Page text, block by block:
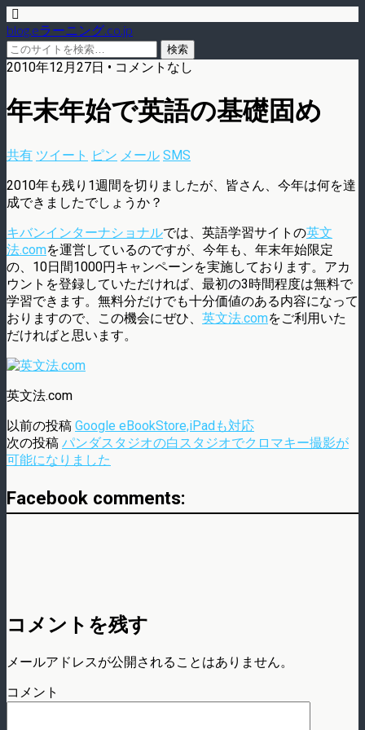
blog.eラーニング.co.jp
2010年12月27日 • コメントなし
年末年始で英語の基礎固め
共有 ツイート ピン メール SMS
2010年も残り1週間を切りましたが、皆さん、今年は何を達
成できましたでしょうか？
キバンインターナショナルでは、英語学習サイトの英文
法.comを運営しているのですが、今年も、年末年始限定
の、10日間1000円キャンペーンを実施しております。アカ
ウントを登録していただければ、最初の3時間程度は無料で
学習できます。無料分だけでも十分価値のある内容になって
おりますので、この機会にぜひ、 英文法.comをご利用いた
だければと思います。
英文法.com
以前の投稿 Google eBookStore,iPadも対応
次の投稿 パンダスタジオの白スタジオでクロマキー撮影が
可能になりました
Facebook comments:
コメントを残す
メールアドレスが公開されることはありません。
コメント